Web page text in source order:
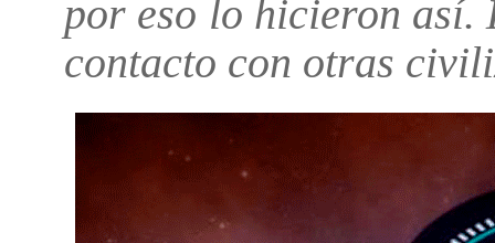
por eso lo hicieron así.
contacto con otras